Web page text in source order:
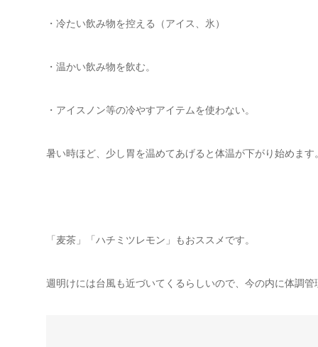
・冷たい飲み物を控える（アイス、氷）
・温かい飲み物を飲む。
・アイスノン等の冷やすアイテムを使わない。
暑い時ほど、少し胃を温めてあげると体温が下がり始めます
「麦茶」「ハチミツレモン」もおススメです。
週明けには台風も近づいてくるらしいので、今の内に体調